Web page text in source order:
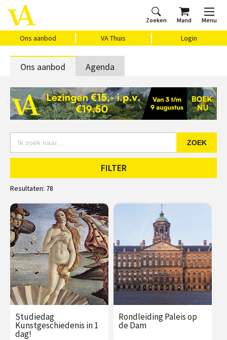
Zoeken Mand Menu
Ons aanbod VA Thuis Login
Home
Ons aanbod
Agenda
VAthuis
Over ons
Vragen?
Cadeaubon
Ons aanbod Agenda
ZOEK
FILTER
Resultaten: 78
Studiedag
Kunstgeschiedenis in 1
dag!
Rondleiding Paleis op
de Dam